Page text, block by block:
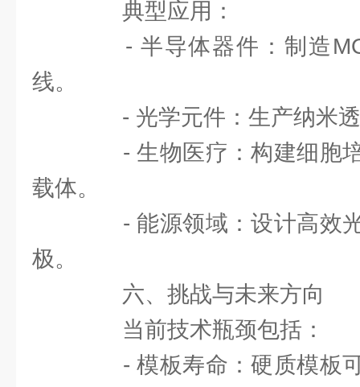
典型应用：
- 半导体器件：制造
线。
- 光学元件：生产纳米透
- 生物医疗：构建细胞培
载体。
- 能源领域：设计高效光
极。
六、挑战与未来方向
当前技术瓶颈包括：
- 模板寿命：硬质模板可